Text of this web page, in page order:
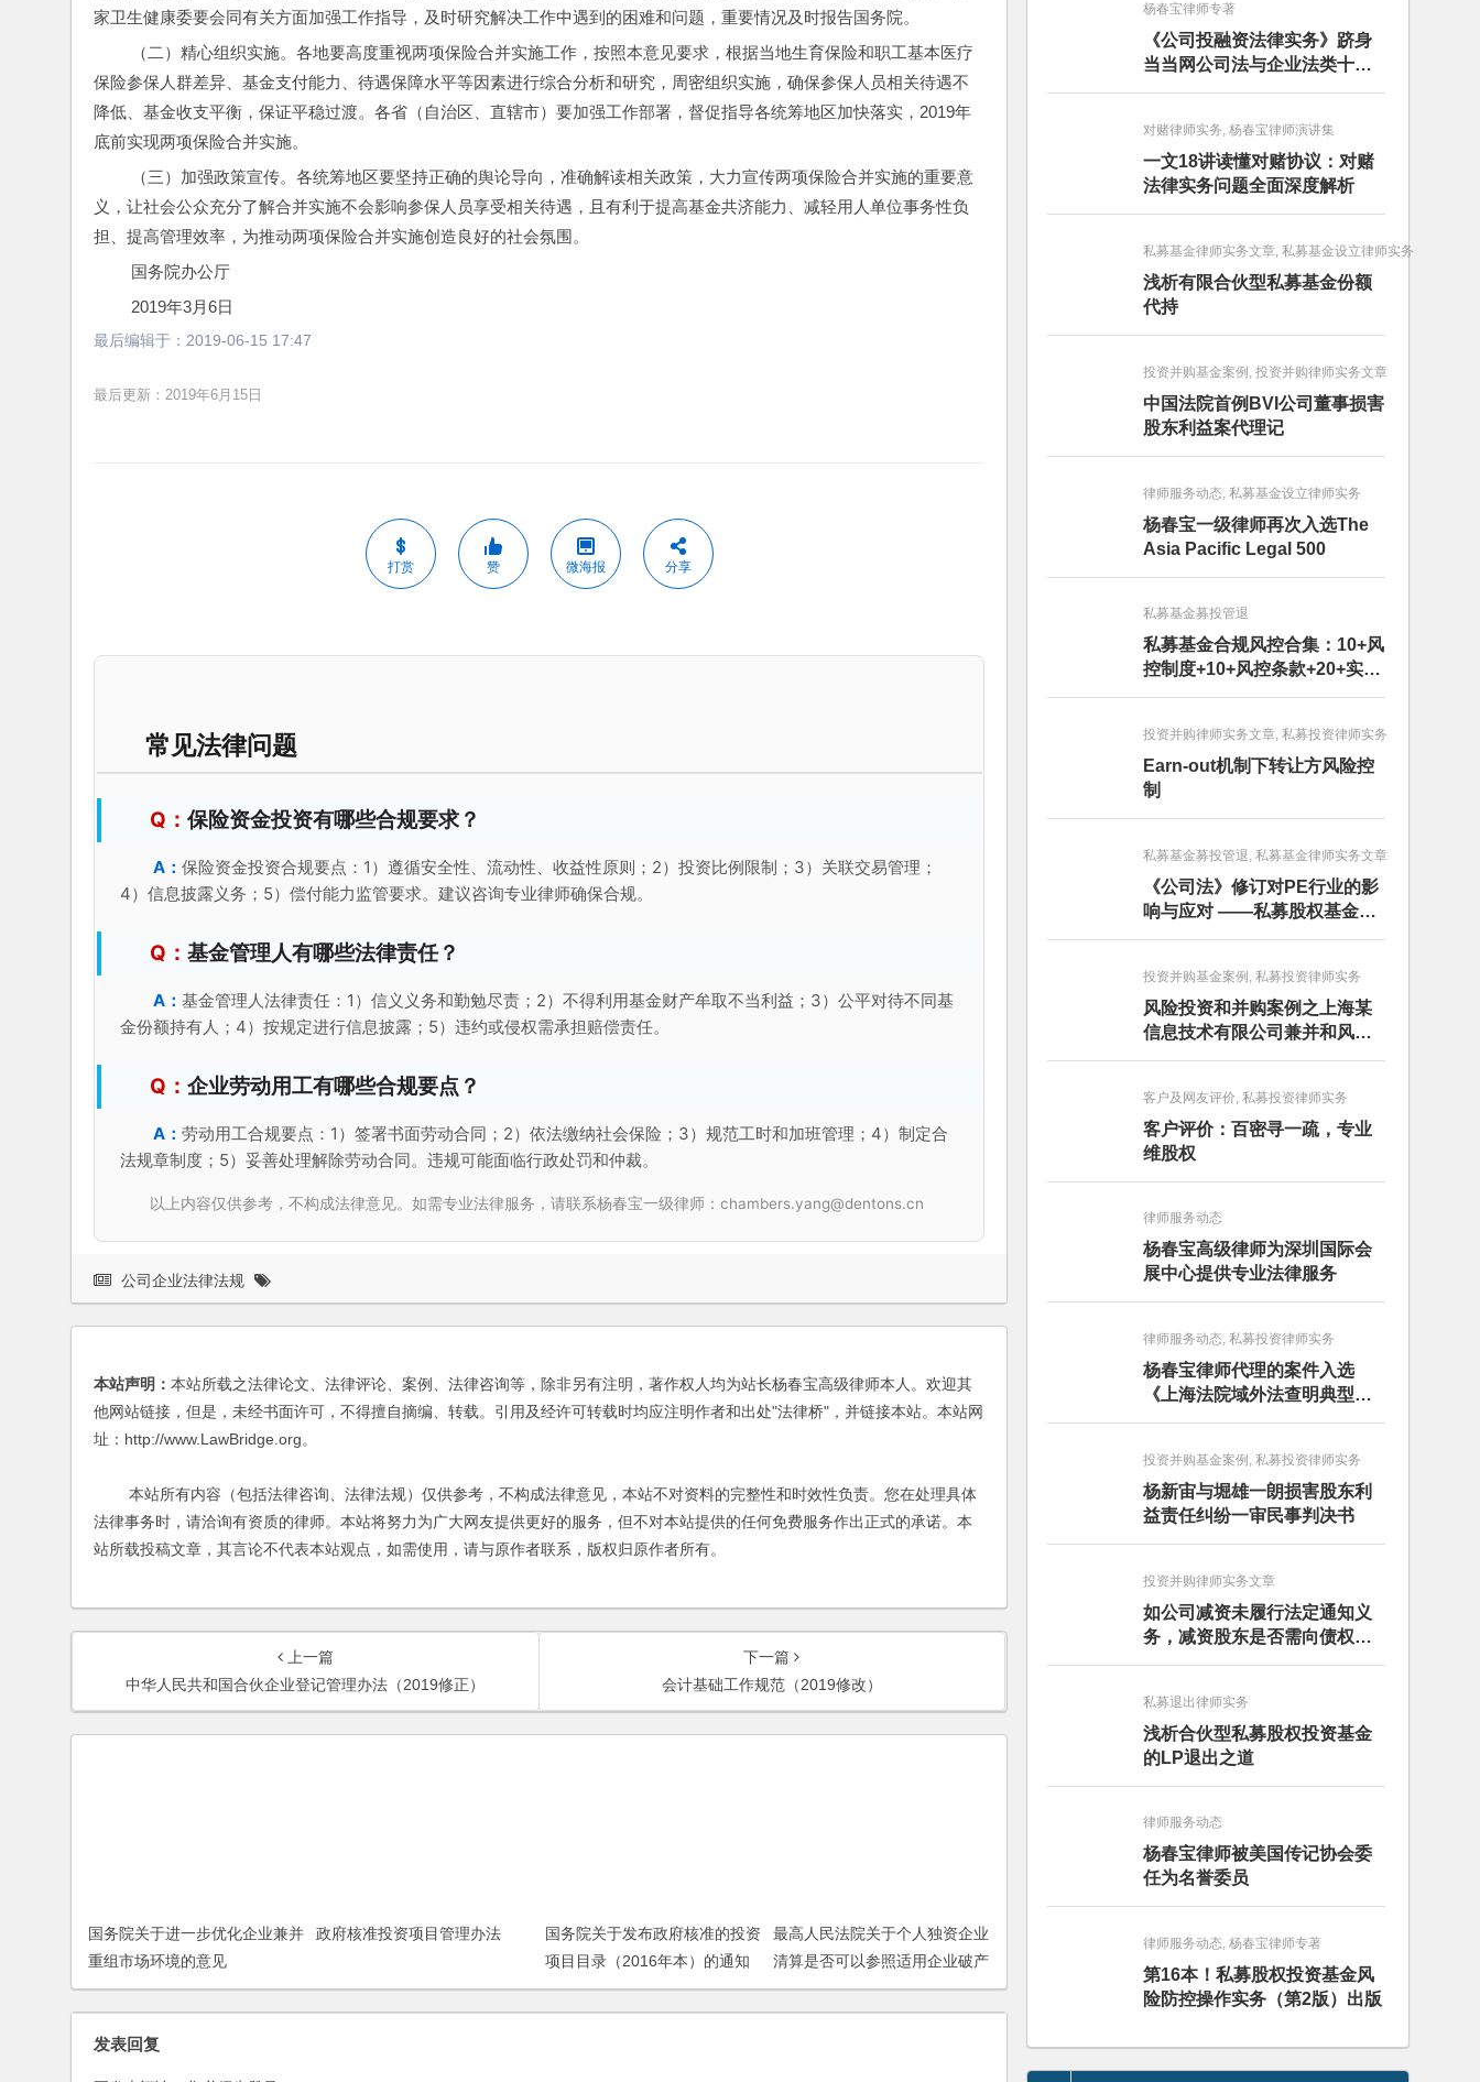
家卫生健康委要会同有关方面加强工作指导，及时研究解决工作中遇到的困难和问题，重要情况及时报告国务院。
保险参保人群差异、基金支付能力、待遇保障水平等因素进行综合分析和研究，周密组织实施，确保参保人员相关待遇不
降低、基金收支平衡，保证平稳过渡。各省（自治区、直辖市）要加强工作部署，督促指导各统筹地区加快落实，2019年
底前实现两项保险合并实施。
义，让社会公众充分了解合并实施不会影响参保人员享受相关待遇，且有利于提高基金共济能力、减轻用人单位事务性负
担、提高管理效率，为推动两项保险合并实施创造良好的社会氛围。
国务院办公厅
2019年3月6日
最后编辑于： 2019-06-15 17:47
最后更新：2019年6月15日
打赏 赞 微海报 分享
常见法律问题
保险资金投资有哪些合规要求？
保险资金投资合规要点：1）遵循安全性、流动性、收益性原则；2）投资比例限制；3）关联交易管理；
4）信息披露义务；5）偿付能力监管要求。建议咨询专业律师确保合规。
基金管理人有哪些法律责任？
基金管理人法律责任：1）信义义务和勤勉尽责；2）不得利用基金财产牟取不当利益；3）公平对待不同基
金份额持有人；4）按规定进行信息披露；5）违约或侵权需承担赔偿责任。
企业劳动用工有哪些合规要点？
劳动用工合规要点：1）签署书面劳动合同；2）依法缴纳社会保险；3）规范工时和加班管理；4）制定合
法规章制度；5）妥善处理解除劳动合同。违规可能面临行政处罚和仲裁。
以上内容仅供参考，不构成法律意见。如需专业法律服务，请联系杨春宝一级律师：chambers.yang@dentons.cn
公司企业法律法规
本站声明： 本站所载之法律论文、法律评论、案例、法律咨询等，除非另有注明，著作权人均为站长杨春宝高级律师本人。欢迎其
他网站链接，但是，未经书面许可，不得擅自摘编、转载。引用及经许可转载时均应注明作者和出处"法律桥"，并链接本站。本站网
址：http://www.LawBridge.org。
本站所有内容（包括法律咨询、法律法规）仅供参考，不构成法律意见，本站不对资料的完整性和时效性负责。您在处理具体
法律事务时，请洽询有资质的律师。本站将努力为广大网友提供更好的服务，但不对本站提供的任何免费服务作出正式的承诺。本
站所载投稿文章，其言论不代表本站观点，如需使用，请与原作者联系，版权归原作者所有。
上一篇
中华人民共和国合伙企业登记管理办法（2019修正）
下一篇
会计基础工作规范（2019修改）
国务院关于进一步优化企业兼并
重组市场环境的意见
政府核准投资项目管理办法
国务院关于发布政府核准的投资
项目目录（2016年本）的通知
最高人民法院关于个人独资企业
清算是否可以参照适用企业破产
法规定的破产清算程序的批复
发表回复
杨春宝律师专著
《公司投融资法律实务》跻身
当当网公司法与企业法类十大
畅销图书榜
对赌律师实务, 杨春宝律师演讲集
一文18讲读懂对赌协议：对赌
法律实务问题全面深度解析
私募基金律师实务文章, 私募基金设立律师实务
浅析有限合伙型私募基金份额
代持
投资并购基金案例, 投资并购律师实务文章
中国法院首例BVI公司董事损害
股东利益案代理记
律师服务动态, 私募基金设立律师实务
杨春宝一级律师再次入选The
Asia Pacific Legal 500
私募基金募投管退
私募基金合规风控合集：10+风
控制度+10+风控条款+20+实务
文章+每月动态
投资并购律师实务文章, 私募投资律师实务
Earn-out机制下转让方风险控
制
私募基金募投管退, 私募基金律师实务文章
《公司法》修订对PE行业的影
响与应对 ——私募股权基金募
投管退篇
投资并购基金案例, 私募投资律师实务
风险投资和并购案例之上海某
信息技术有限公司兼并和风险
投资服务
客户及网友评价, 私募投资律师实务
客户评价：百密寻一疏，专业
维股权
律师服务动态
杨春宝高级律师为深圳国际会
展中心提供专业法律服务
律师服务动态, 私募投资律师实务
杨春宝律师代理的案件入选
《上海法院域外法查明典型案
例》
投资并购基金案例, 私募投资律师实务
杨新宙与堀雄一朗损害股东利
益责任纠纷一审民事判决书
投资并购律师实务文章
如公司减资未履行法定通知义
务，减资股东是否需向债权人
担责？且看最高人民法院怎么
私募退出律师实务
浅析合伙型私募股权投资基金
的LP退出之道
律师服务动态
杨春宝律师被美国传记协会委
任为名誉委员
律师服务动态, 杨春宝律师专著
第16本！私募股权投资基金风
险防控操作实务（第2版）出版